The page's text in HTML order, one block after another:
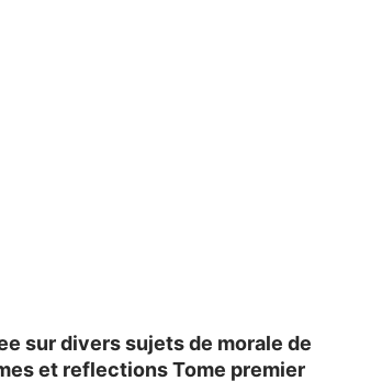
sur divers sujets de morale de
et reflections Tome premier